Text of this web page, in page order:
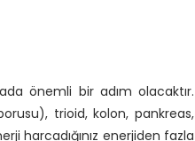
önemli bir adım olacaktır.
trioid, kolon, pankreas,
harcadığınız enerjiden fazla